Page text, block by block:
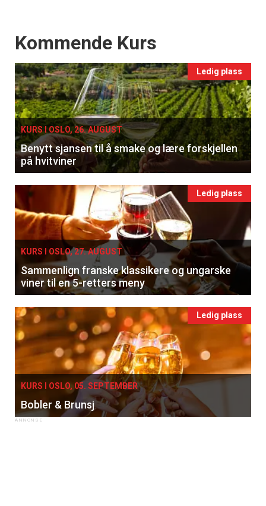
Events
Kommende Kurs
Ledig plass
KURS I OSLO, 26. AUGUST
Benytt sjansen til å smake og lære forskjellen
på hvitviner
Ledig plass
KURS I OSLO, 27. AUGUST
Sammenlign franske klassikere og ungarske
viner til en 5-retters meny
Ledig plass
KURS I OSLO, 05. SEPTEMBER
Bobler & Brunsj